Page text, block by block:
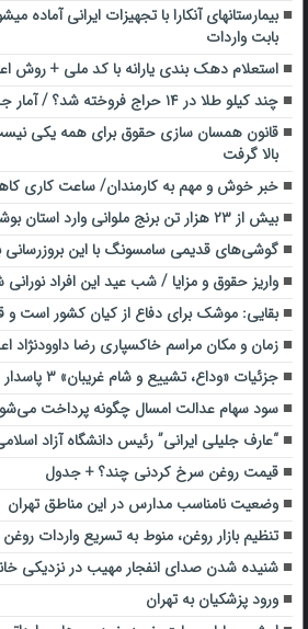
بابت واردات
استعلام دهک بندی یارانه با کد ملی + روش
چند کیلو طلا در ۱۴ حراج فروخته شد؟ / آمار جدید از مرکز مبادله
قانون همسان سازی حقوق برای همه یکی
بالا گرفت
خبر خوش و مهم به کارمندان/ ساعت کاری
بیش از ۲۳ هزار تن برنج ملوانی وارد استان بوشهر شد+فیلم
گوشی‌های قدیمی سامسونگ با این بروزرسانی
واریز حقوق و مزایا / شب عید این افراد نورانی
بقایی: موشک برای دفاع از کیان کشور است و
زمان و مکان مراسم خاکسپاری رضا داوودنژاد
جزئیات «وداع، تشییع و شام غریبان» ۳ پاسدار شهید زنجانی+تصاویر
سود سهام عدالت امسال چگونه پرداخت
“عارف جلیلی ایرانی” رئیس دانشگاه آزاد
قیمت روغن سرخ کردنی چند؟ + جدول
وضعیت نامناسب مدارس در این مناطق تهران
تنظیم بازار روغن، منوط به تسریع واردات
شنیده شدن صدای انفجار مهیب در نزدیکی خانه
ورود پزشکیان به تهران